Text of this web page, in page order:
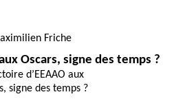
Friche
Oscars, signe des temps ?